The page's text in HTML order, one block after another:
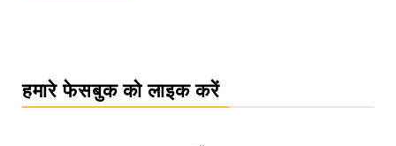
हमारे फेसबुक को लाइक करें